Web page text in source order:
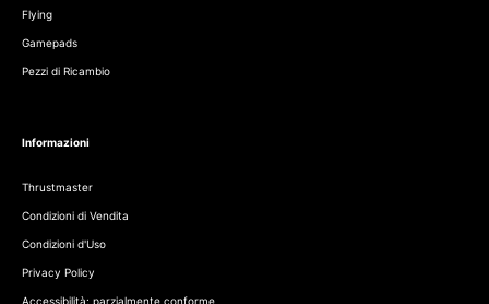
Flying
Gamepads
Pezzi di Ricambio
Informazioni
Thrustmaster
Condizioni di Vendita
Condizioni d'Uso
Privacy Policy
Accessibilità: parzialmente conforme